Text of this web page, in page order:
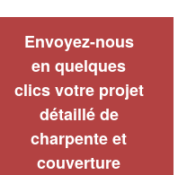
Envoyez-nous
en quelques
clics votre projet
détaillé de
charpente et
couverture